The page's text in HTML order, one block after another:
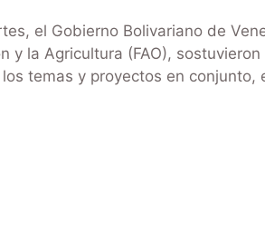
el Gobierno Bolivariano de
y la Agricultura (FAO), sostuvieron
temas y proyectos en conjunto,